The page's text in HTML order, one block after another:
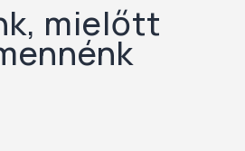
mielőtt